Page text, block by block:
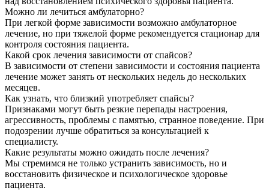
Можно ли лечиться амбулаторно?
При легкой форме зависимости возможно амбулаторное
лечение, но при тяжелой форме рекомендуется стационар для
контроля состояния пациента.
Какой срок лечения зависимости от спайсов?
В зависимости от степени зависимости и состояния пациента
лечение может занять от нескольких недель до нескольких
месяцев.
Как узнать, что близкий употребляет спайсы?
Признаками могут быть резкие перепады настроения,
агрессивность, проблемы с памятью, странное поведение. При
подозрении лучше обратиться за консультацией к
специалисту.
Какие результаты можно ожидать после лечения?
Мы стремимся не только устранить зависимость, но и
восстановить физическое и психологическое здоровье
пациента.